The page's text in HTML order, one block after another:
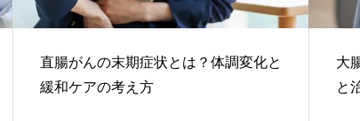
直腸がんの末期症状とは？体調変化と
緩和ケアの考え方
大
と